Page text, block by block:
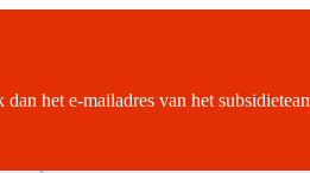
het e-mailadres van het